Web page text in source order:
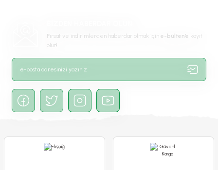
Gönder
Acem Borusu Sarmaşığı Fidanı - Campsis Radicans
Fırsat ve indirimlerden haberdar olmak için e-bülten’e kayıt
olun!